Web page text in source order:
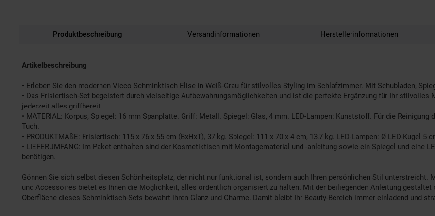
Produktbeschreibung Versandinformationen Herstellerinformationen
Artikelbeschreibung
• Erleben Sie den modernen Vicco Schminktisch Elise in Weiß-Grau für stilvolles Styling im Schlafzimmer. Mit Schubladen,
• Das Frisiertisch-Set begeistert durch vielseitige Aufbewahrungsmöglichkeiten und ist die perfekte Ergänzung für Ihr stilvolles
jederzeit alles griffbereit.
• MATERIAL: Korpus, Spiegel: 16 mm Spanplatte. Griff: Metall. Spiegel: Glas, 4 mm. LED-Lampen: Kunststoff. Für die
Tuch.
• PRODUKTMAßE: Frisiertisch: 115 x 76 x 55 cm (BxHxT), 37 kg. Spiegel: 111 x 70 x 4 cm, 13,7 kg. LED-Lampen: Ø LED-Kugel 5
• LIEFERUMFANG: Im Paket enthalten sind der Kosmetiktisch mit Montagematerial und -anleitung sowie ein Spiegel und eine
benötigen.
Gönnen Sie sich selbst diesen Schönheitsplatz, der nicht nur funktional ist, sondern auch Ihren persönlichen Stil unterstreicht.
und Accessoires bietet es Ihnen die Möglichkeit, alles ordentlich organisiert zu halten. Mit der beiliegenden Anleitung
Oberfläche dieses Schminktisch-Sets bewahrt ihren Glanz und Charme. Damit bleibt Ihr Beauty-Bereich immer einladend und